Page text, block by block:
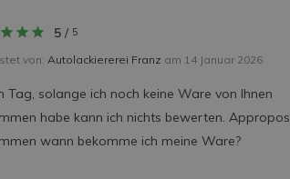
5/ 5
von: Autolackiererei Franz am 14 Januar 2026
Tag, solange ich noch keine Ware von Ihnen
habe kann ich nichts bewerten. Appropos
wann bekomme ich meine Ware?